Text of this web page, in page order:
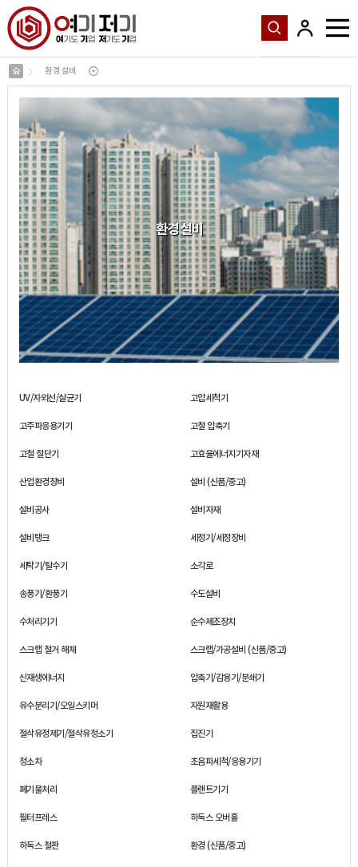
환경 설비
환경 설비
UV/자외선/살균기 고압세척기
고주파응용기기 고철 압축기
고철 절단기 고효율에너지기자재
산업환경장비 설비 (신품/중고)
설비공사 설비자재
설비탱크 세정기/세정장비
세탁기/탈수기 소각로
송풍기/환풍기 수도설비
수처리기기 순수제조장치
스크랩 철거 해체 스크랩/가공설비 (신품/중고)
신재생에너지 압축기/감용기/분쇄기
유수분리기/오일스키머 자원재활용
절삭유정제기/절삭유청소기 집진기
청소차 초음파세척/응용기기
폐기물처리 플랜트기기
필터프레스 하독스 오버홀
하독스 철판 환경 (신품/중고)